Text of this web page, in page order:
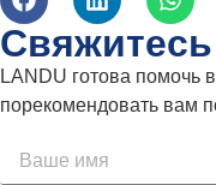
LANDU готова
порекомендовать вам